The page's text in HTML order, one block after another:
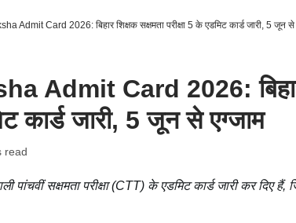
Admit Card 2026: बिहार शिक्षक सक्षमता परीक्षा 5 के एडमिट कार्ड जारी, 5 जून से
Admit Card 2026:
कार्ड जारी, 5 जून से एग्जाम
read
पांचवीं सक्षमता परीक्षा (CTT) के एडमिट कार्ड जारी कर दिए हैं,